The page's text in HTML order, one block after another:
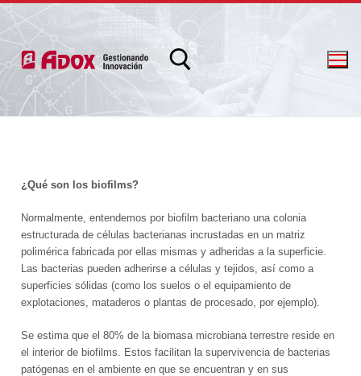
info@adox.com.ar whatsapp: 54 9 11 6230 2470
PRODUCTOS Y SERVICIOS
¿Qué son los biofilms?
Normalmente, entendemos por biofilm bacteriano una colonia
estructurada de células bacterianas incrustadas en un matriz
polimérica fabricada por ellas mismas y adheridas a la superficie.
Las bacterias pueden adherirse a células y tejidos, así como a
superficies sólidas (como los suelos o el equipamiento de
explotaciones, mataderos o plantas de procesado, por ejemplo).
Se estima que el 80% de la biomasa microbiana terrestre reside en
el interior de biofilms. Estos facilitan la supervivencia de bacterias
patógenas en el ambiente en que se encuentran y en sus